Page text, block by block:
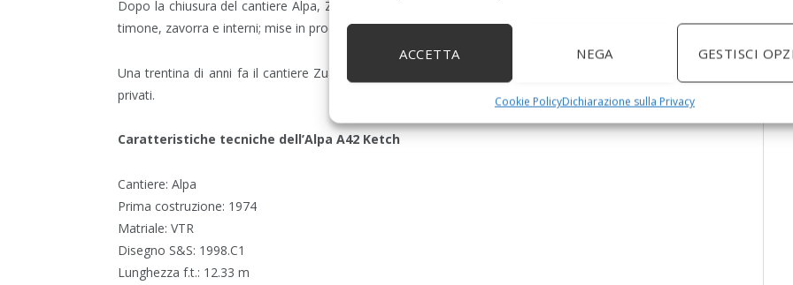
ACCETTA NEGA GESTISCI
Cookie PolicyDichiarazione sulla Privacy
Dopo la chiusura del cantiere Alpa, Zuanelli acquistò uno stampo e apportando alcune modifiche relative a
timone, zavorra e interni; mise in produzione lo Z42.
Una trentina di anni fa il cantiere Zuanelli cedette lo stampo e la documentazione tecnica ad un gruppo di
privati.
Caratteristiche tecniche dell’Alpa A42 Ketch
Cantiere: Alpa
Prima costruzione: 1974
Matriale: VTR
Disegno S&S: 1998.C1
Lunghezza f.t.: 12.33 m